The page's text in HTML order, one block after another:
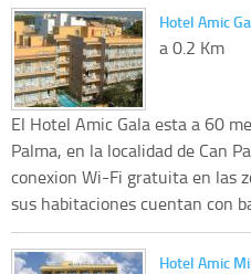
Hotel Amic
a 0.2 Km
El Hotel Amic Gala esta a 60
Palma, en la localidad de Can
conexion Wi-Fi gratuita en las
sus habitaciones cuentan con
Hotel Amic